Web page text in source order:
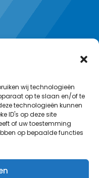
wij technologieën
op te slaan en/of te
technologieën kunnen
ID's op deze site
of uw toestemming
op bepaalde functies